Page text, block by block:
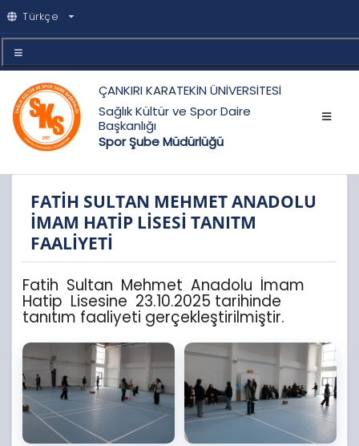
Türkçe
ÇANKIRI KARATEKİN ÜNİVERSİTESİ
Sağlık Kültür ve Spor Daire
Başkanlığı
Spor Şube Müdürlüğü
FATİH SULTAN MEHMET ANADOLU
İMAM HATİP LİSESİ TANITM
FAALİYETİ
Fatih Sultan Mehmet Anadolu İmam
Hatip Lisesine 23.10.2025 tarihinde
tanıtım faaliyeti gerçekleştirilmiştir.